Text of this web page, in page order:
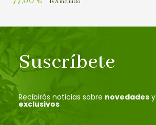
Suscríbete
Recibirás noticias sobre novedades y
exclusivos